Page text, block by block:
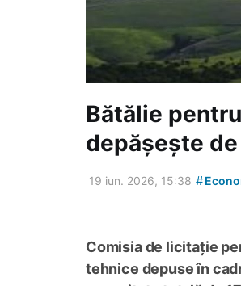
Bătălie
depășește
19 iun. 2026, 15:38 #
Comisia de licitație
tehnice depuse în